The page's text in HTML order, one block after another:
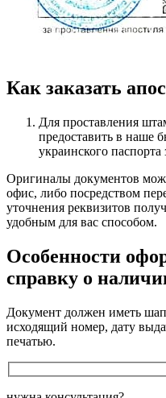
Как заказать
Для проставления
предоставить в наше
украинского паспорта
Оригиналы документов
офис, либо посредством
уточнения реквизитов
удобным для вас способом.
Особенности
справку о
Документ должен иметь
исходящий номер, дату
печатью.